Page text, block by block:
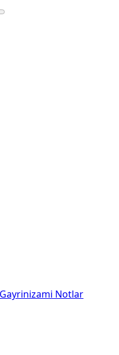
Gayrinizami Notlar